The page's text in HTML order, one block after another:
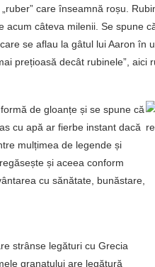
care înseamnă roșu.
acum câteva milenii. Se spune
se aflau la gâtul lui Aaron în
prețioasă decât rubinele”, aici
de gloanțe și se spune că
cu apă ar fierbe instant dacă
mulțimea de legende și
și aceea conform
cu sănătate, bunăstare,
strânse legături cu Grecia
granatului are legătură